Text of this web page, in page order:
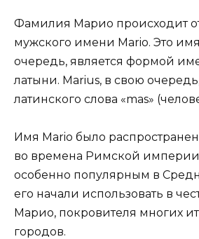
Фамилия Марио происходит
мужского имени Mario. Это
очередь, является формой
латыни. Marius, в свою
латинского слова «mas»
Имя Mario было
во времена Римской
особенно популярным в
его начали использовать в
Марио, покровителя многих
городов.